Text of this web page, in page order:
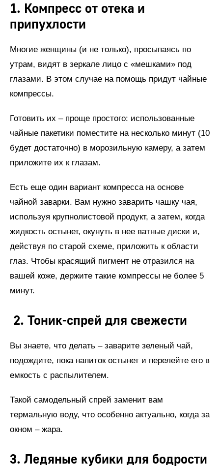
1. Компресс от отека и
припухлости
Многие женщины (и не только), просыпаясь по
утрам, видят в зеркале лицо с «мешками» под
глазами. В этом случае на помощь придут чайные
компрессы.
Готовить их – проще простого: использованные
чайные пакетики поместите на несколько минут (10
будет достаточно) в морозильную камеру, а затем
приложите их к глазам.
Есть еще один вариант компресса на основе
чайной заварки. Вам нужно заварить чашку чая,
используя крупнолистовой продукт, а затем, когда
жидкость остынет, окунуть в нее ватные диски и,
действуя по старой схеме, приложить к области
глаз. Чтобы красящий пигмент не отразился на
вашей коже, держите такие компрессы не более 5
минут.
2. Тоник-спрей для свежести
Вы знаете, что делать – заварите зеленый чай,
подождите, пока напиток остынет и перелейте его в
емкость с распылителем.
Такой самодельный спрей заменит вам
термальную воду, что особенно актуально, когда за
окном – жара.
3. Ледяные кубики для бодрости